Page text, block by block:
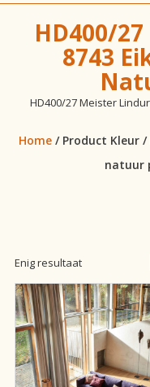
vloeren!
HD400/
8743
HD400/27 Meister
Home / Product Kleur /
natuur
Enig resultaat